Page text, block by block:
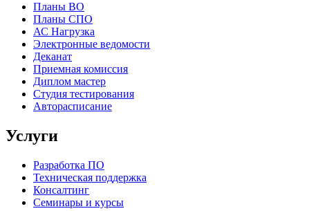
Планы ВО
Планы СПО
АС Нагрузка
Электронные ведомости
Деканат
Приемная комиссия
Диплом мастер
Студия тестирования
Авторасписание
Услуги
Разработка ПО
Техническая поддержка
Консалтинг
Семинары и курсы